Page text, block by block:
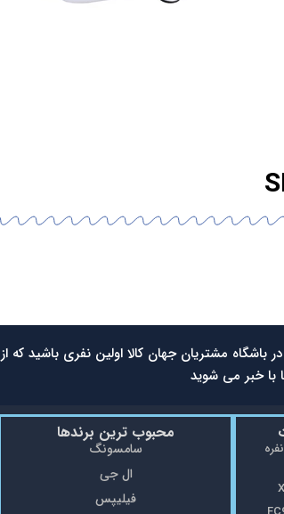
باشگاه مشتریان جهان کالا اولین نفری باشید که از
با خبر می شوید
ماشین ظرفشویی سامسونگ 14 نفره
محبوب ترین برندها
سامسونگ
ال جی
فیلیپس